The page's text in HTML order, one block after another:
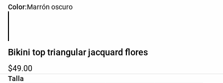
Color:Marrón oscuro
Lista de colores del producto
Bikini top triangular jacquard flores
$49.00
Talla
Lista de tallas del producto